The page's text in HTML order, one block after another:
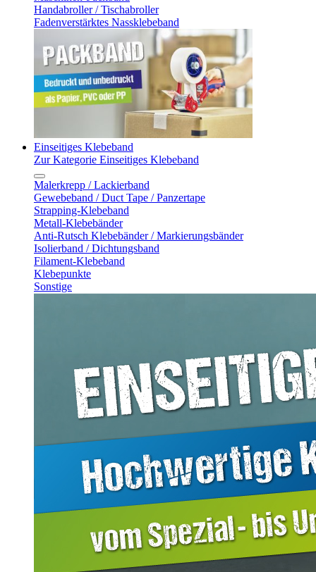
Handabroller / Tischabroller
Fadenverstärktes Nassklebeband
Einseitiges Klebeband
Zur Kategorie Einseitiges Klebeband
Malerkrepp / Lackierband
Gewebeband / Duct Tape / Panzertape
Strapping-Klebeband
Metall-Klebebänder
Anti-Rutsch Klebebänder / Markierungsbänder
Isolierband / Dichtungsband
Filament-Klebeband
Klebepunkte
Sonstige